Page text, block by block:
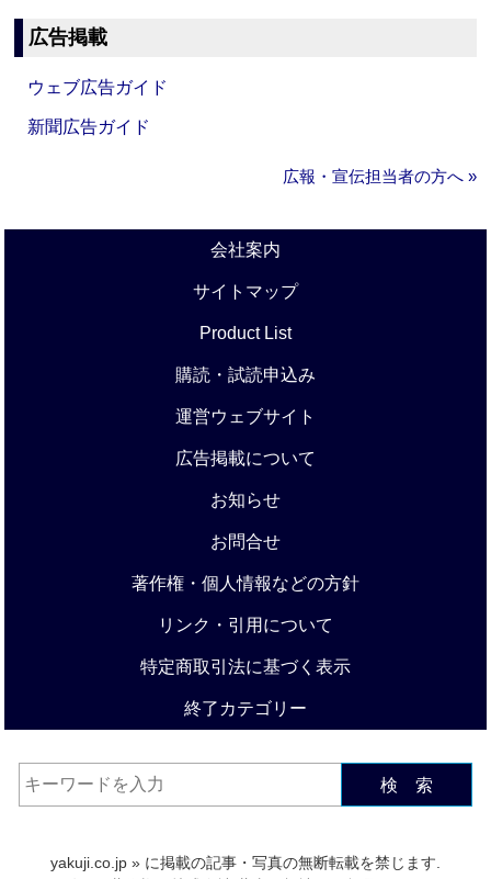
広告掲載
ウェブ広告ガイド
新聞広告ガイド
広報・宣伝担当者の方へ »
会社案内
サイトマップ
Product List
購読・試読申込み
運営ウェブサイト
広告掲載について
お知らせ
お問合せ
著作権・個人情報などの方針
リンク・引用について
特定商取引法に基づく表示
終了カテゴリー
検 索
yakuji.co.jp » に掲載の記事・写真の無断転載を禁じます.